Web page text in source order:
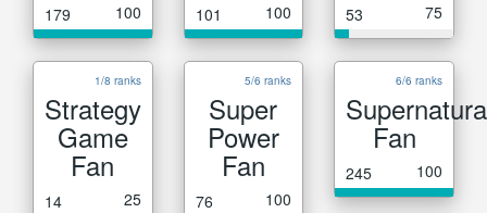
179 100 101 100 53 75
1/8 ranks
Strategy
Game
Fan
14 25
5/6 ranks
Super
Power
Fan
76 100
6/6 ranks
Fan
245 100